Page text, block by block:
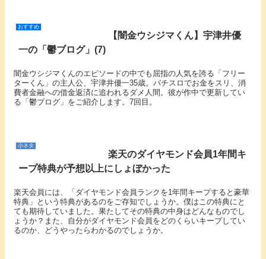
おすすめ
【闇金ウシジマくん】宇津井優
一の「鬱ブログ」(7)
闇金ウシジマくんのエピソードの中でも屈指の人気を誇る「フリー
ターくん」の主人公、宇津井優一35歳。パチスロでお金をスリ、消
費者金融への借金返済に追われるダメ人間。彼が作中で更新してい
る「鬱ブログ」をご紹介します。7回目。
小ネタ
楽天のダイヤモンド会員1年間キ
ープ特典が予想以上にしょぼかった
楽天会員には、「ダイヤモンド会員ランクを1年間キープすると豪華
特典」という特典があるのをご存知でしょうか。僕はこの特典にと
ても期待していました。果たしてその特典の中身はどんなものでし
ょうか？また、自分がダイヤモンド会員をどのくらいキープしてい
るのか、どうやったらわかるのでしょうか。